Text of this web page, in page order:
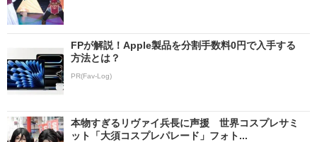
FPが解説！Apple製品を分割手数料0円で入手する
方法とは？
PR(Fav-Log)
本物すぎるリヴァイ兵長に声援 世界コスプレサミ
ット「大須コスプレパレード」フォト...